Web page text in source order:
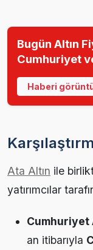
Bugün Altın
Cumhuriyet
Haberi
Ata Altın ile
yatırımcılar
Cumhuriyet
an itibarıyla